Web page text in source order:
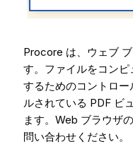
Procore は、ウェブ
す。ファイルをコン
するためのコントロ
ルされている PDF ビ
ます。Web ブラウザ
問い合わせください。